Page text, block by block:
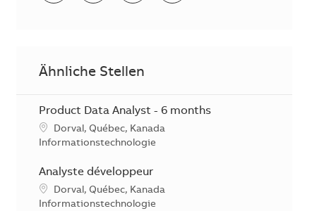
Ähnliche Stellen
Product Data Analyst - 6 months
Standort
Dorval, Québec, Kanada
Kategorie
Informationstechnologie
Analyste développeur
Standort
Dorval, Québec, Kanada
Kategorie
Informationstechnologie